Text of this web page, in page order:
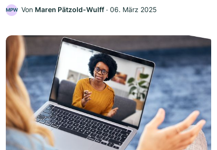
MPW Von Maren Pätzold-Wulff ‧ 06. März 2025